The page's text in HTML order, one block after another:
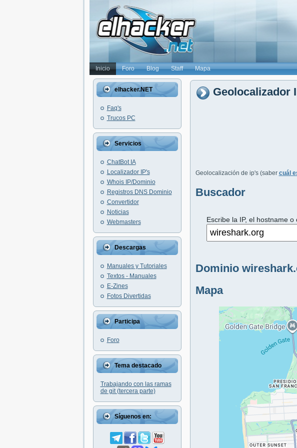
Inicio Foro Blog Staff Mapa
elhacker.NET
Faq's
Trucos PC
Servicios
ChatBot IA
Localizador IP's
Whois IP/Dominio
Registros DNS Dominio
Convertidor
Noticias
Webmasters
Descargas
Manuales y Tutoriales
Textos - Manuales
E-Zines
Fotos Divertidas
Participa
Foro
Tema destacado
Trabajando con las ramas
de git (tercera parte)
Síguenos en:
Geolocalizador
Geolocalización de ip's (saber cuál
Buscador
Escribe la IP, el hostname o
Dominio
Mapa